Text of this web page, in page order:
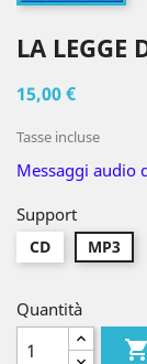
LA LEGGE
15,00 €
Tasse incluse
Messaggi audio
Support
CD MP3
Quantità
